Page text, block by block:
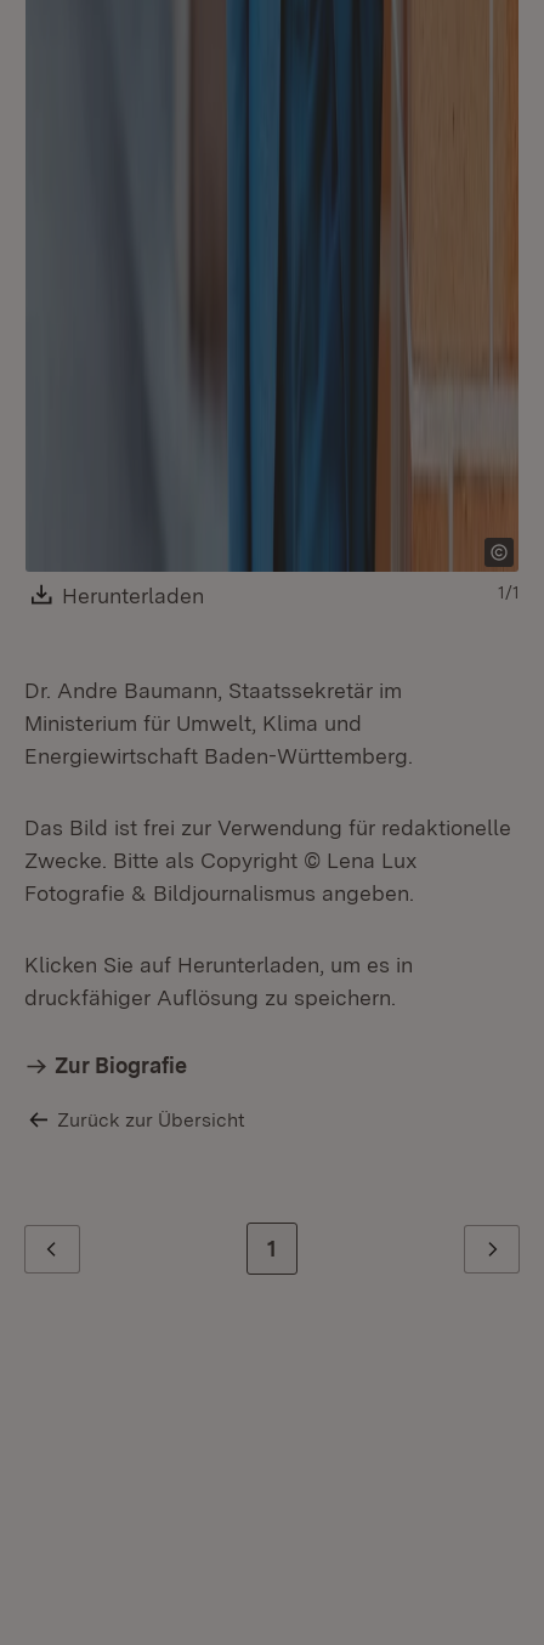
Download:
Herunterladen 1/1
Dr. Andre Baumann, Staatssekretär im
Ministerium für Umwelt, Klima und
Energiewirtschaft Baden-Württemberg.
Das Bild ist frei zur Verwendung für redaktionelle
Zwecke. Bitte als Copyright © Lena Lux
Fotografie & Bildjournalismus angeben.
Klicken Sie auf Herunterladen, um es in
druckfähiger Auflösung zu speichern.
Zur Biografie
Zurück zur Übersicht
Zur letzten Seite
1 Weiter